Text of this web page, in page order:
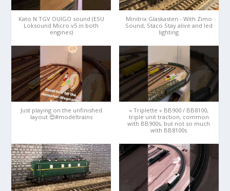
Kato N TGV OUIGO sound (ESU
Loksound Micro v5 in both
engines)
Minitrix Glaskasten - With Zimo
Sound, Staco Stay alive and led
lighting
Just playing on the unfinished
layout 😍#modeltrains
« Triplette » BB900 / BB8100,
triple unit traction, common
with BB900s, but not so much
with BB8100s